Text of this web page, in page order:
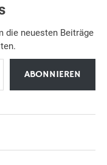
die neuesten Beiträge
ABONNIEREN